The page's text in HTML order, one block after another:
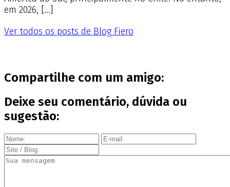
em 2026, […]
Ver todos os posts de Blog Fiero
Compartilhe com um amigo:
Deixe seu comentário, dúvida ou
sugestão: